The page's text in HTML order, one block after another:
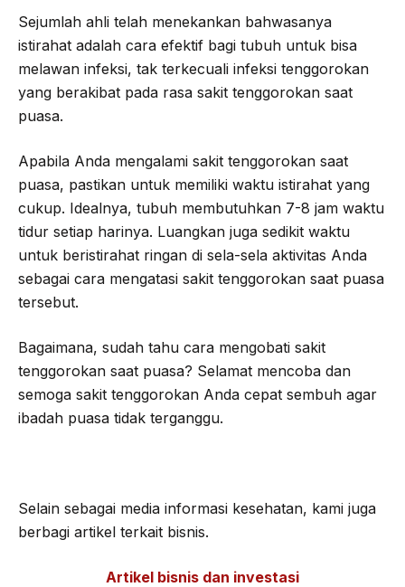
Sejumlah ahli telah menekankan bahwasanya
istirahat adalah cara efektif bagi tubuh untuk bisa
melawan infeksi, tak terkecuali infeksi tenggorokan
yang berakibat pada rasa sakit tenggorokan saat
puasa.
Apabila Anda mengalami sakit tenggorokan saat
puasa, pastikan untuk memiliki waktu istirahat yang
cukup. Idealnya, tubuh membutuhkan 7-8 jam waktu
tidur setiap harinya. Luangkan juga sedikit waktu
untuk beristirahat ringan di sela-sela aktivitas Anda
sebagai cara mengatasi sakit tenggorokan saat puasa
tersebut.
Bagaimana, sudah tahu cara mengobati sakit
tenggorokan saat puasa? Selamat mencoba dan
semoga sakit tenggorokan Anda cepat sembuh agar
ibadah puasa tidak terganggu.
Selain sebagai media informasi kesehatan, kami juga
berbagi artikel terkait bisnis.
Artikel bisnis dan investasi